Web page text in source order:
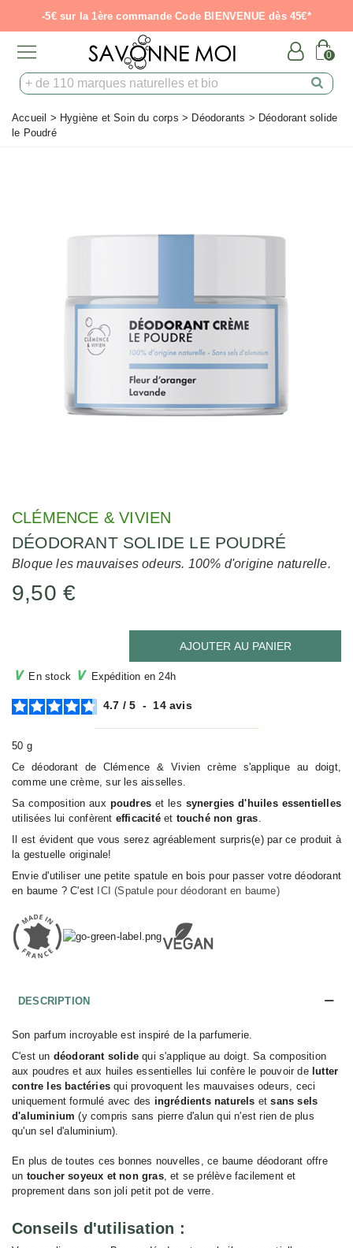
-5€ sur la 1ère commande Code BIENVENUE dès 45€*
0
Accueil > Hygiène et Soin du corps > Déodorants > Déodorant solide
le Poudré
CLÉMENCE & VIVIEN
DÉODORANT SOLIDE LE POUDRÉ
Bloque les mauvaises odeurs. 100% d'origine naturelle.
9,50 €
AJOUTER AU PANIER
∨ En stock ∨ Expédition en 24h
4.7 / 5 - 14avis
50 g
Ce déodorant de Clémence & Vivien crème s'applique au doigt,
comme une crème, sur les aisselles.
Sa composition aux poudres et les synergies d'huiles essentielles
utilisées lui confèrent efficacitéet touché non gras
Il est évident que vous serez agréablement surpris(e) par ce produit à
la gestuelle originale!
Envie d'utiliser une petite spatule en bois pour passer votre déodorant
en baume ? C'est ICI (Spatule pour déodorant en baume)
DESCRIPTION
Son parfum incroyable est inspiré de la parfumerie.
C'est un déodorant solide qui s'applique au doigt. Sa composition
aux poudres et aux huiles essentielles lui confère le pouvoir de lutter
contre les bactéries qui provoquent les mauvaises odeurs, ceci
uniquement formulé avec des ingrédients naturels etsans sels
d'aluminium (y compris sans pierre d'alun qui n'est rien de plus
qu'un sel d'aluminium).
En plus de toutes ces bonnes nouvelles, ce baume déodorant offre
un toucher soyeux et non gras, et se prélève facilement et
proprement dans son joli petit pot de verre.
Conseils d'utilisation :